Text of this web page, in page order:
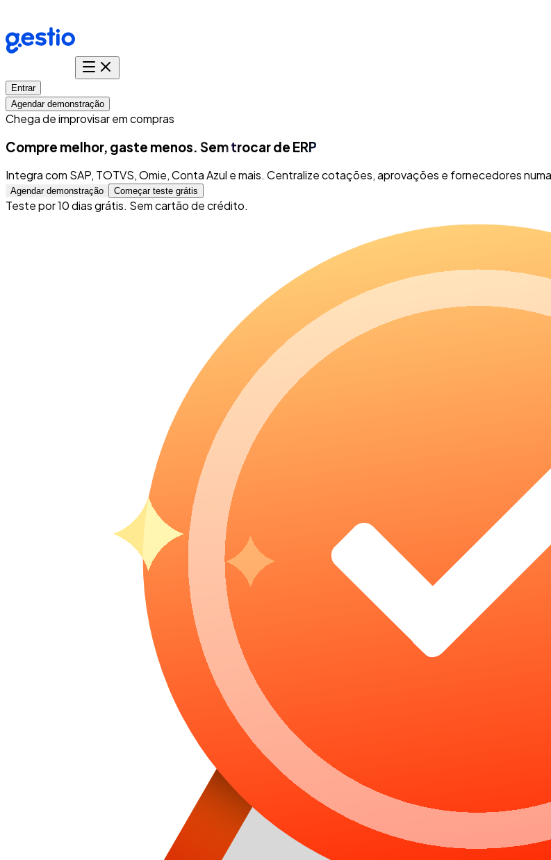
Entrar
Agendar demonstração
Chega de improvisar em compras
Compre melhor, gaste menos. Semtrocar de ERP
Integra com SAP, TOTVS, Omie, Conta Azul e mais. Centralize cotações, aprovações e fornecedores
Agendar demonstração Começar teste grátis
Teste por 10 dias grátis. Sem cartão de crédito.